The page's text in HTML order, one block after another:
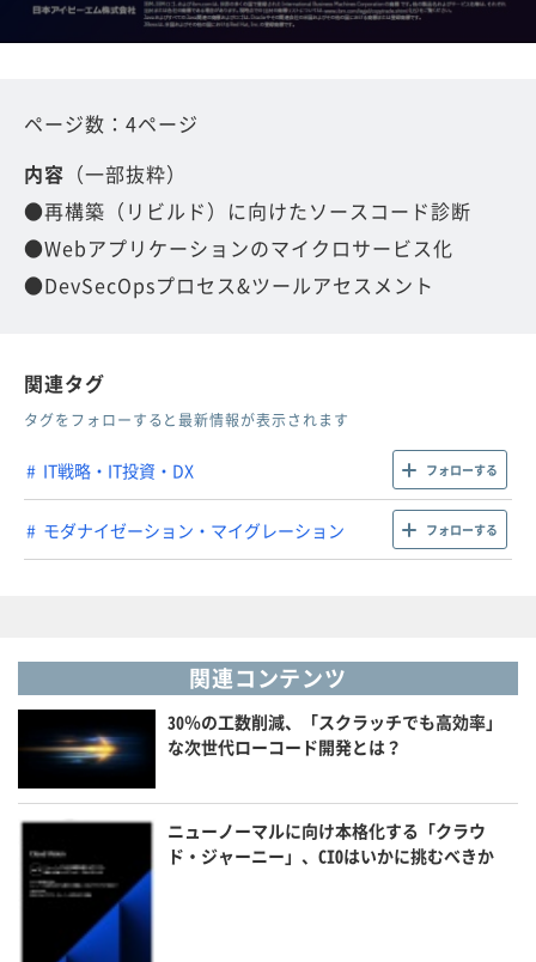
ページ数：4ページ
内容 （一部抜粋）
●再構築（リビルド）に向けたソースコード診断
●Webアプリケーションのマイクロサービス化
●DevSecOpsプロセス&ツールアセスメント
関連タグ
タグをフォローすると最新情報が表示されます
IT戦略・IT投資・DX フォローする
モダナイゼーション・マイグレーション フォローする
関連コンテンツ
30％の工数削減、「スクラッチでも高効率」
な次世代ローコード開発とは？
ニューノーマルに向け本格化する「クラウ
ド・ジャーニー」、CIOはいかに挑むべきか